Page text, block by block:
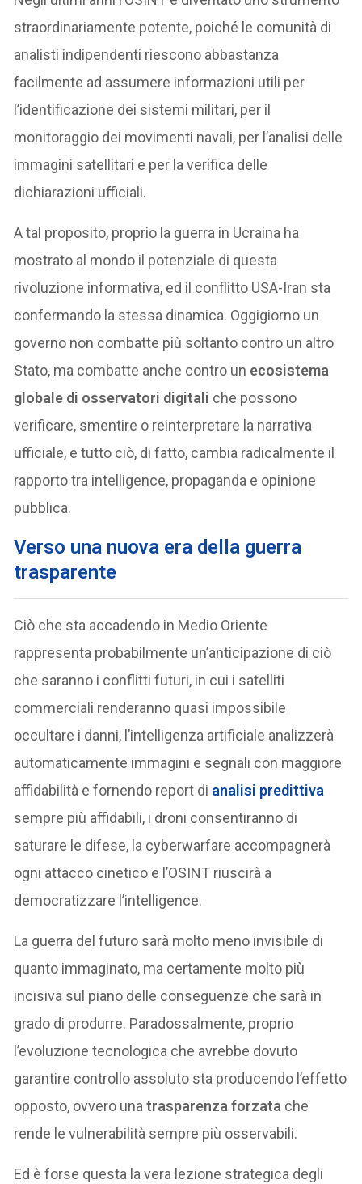
straordinariamente potente, poiché le comunità di
analisti indipendenti riescono abbastanza
facilmente ad assumere informazioni utili per
l’identificazione dei sistemi militari, per il
monitoraggio dei movimenti navali, per l’analisi delle
immagini satellitari e per la verifica delle
dichiarazioni ufficiali.
A tal proposito, proprio la guerra in Ucraina ha
mostrato al mondo il potenziale di questa
rivoluzione informativa, ed il conflitto USA-Iran sta
confermando la stessa dinamica. Oggigiorno un
governo non combatte più soltanto contro un altro
Stato, ma combatte anche contro un ecosistema
globale di osservatori digitali che possono
verificare, smentire o reinterpretare la narrativa
ufficiale, e tutto ciò, di fatto, cambia radicalmente il
rapporto tra intelligence, propaganda e opinione
pubblica.
Verso una nuova era della guerra
trasparente
Ciò che sta accadendo in Medio Oriente
rappresenta probabilmente un’anticipazione di ciò
che saranno i conflitti futuri, in cui i satelliti
commerciali renderanno quasi impossibile
occultare i danni, l’intelligenza artificiale analizzerà
automaticamente immagini e segnali con maggiore
affidabilità e fornendo report di analisi predittiva
sempre più affidabili, i droni consentiranno di
saturare le difese, la cyberwarfare accompagnerà
ogni attacco cinetico e l’OSINT riuscirà a
democratizzare l’intelligence.
La guerra del futuro sarà molto meno invisibile di
quanto immaginato, ma certamente molto più
incisiva sul piano delle conseguenze che sarà in
grado di produrre. Paradossalmente, proprio
l’evoluzione tecnologica che avrebbe dovuto
garantire controllo assoluto sta producendo l’effetto
opposto, ovvero unatrasparenza forzata che
rende le vulnerabilità sempre più osservabili.
Ed è forse questa la vera lezione strategica degli